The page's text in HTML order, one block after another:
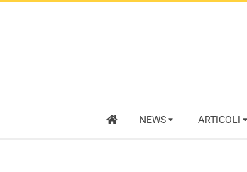
NEWS ARTICOLI